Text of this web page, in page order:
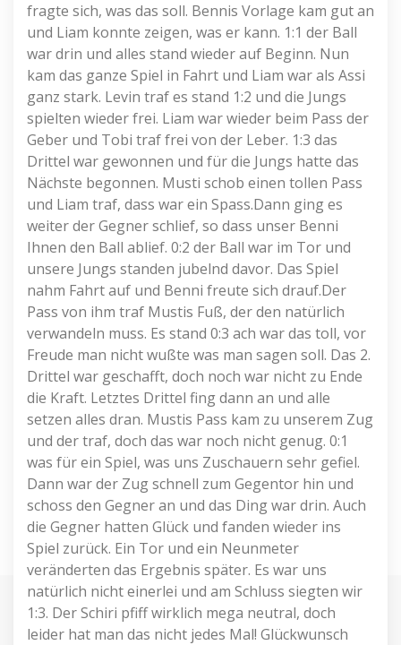
fragte sich, was das soll. Bennis Vorlage kam gut an
und Liam konnte zeigen, was er kann. 1:1 der Ball
war drin und alles stand wieder auf Beginn. Nun
kam das ganze Spiel in Fahrt und Liam war als Assi
ganz stark. Levin traf es stand 1:2 und die Jungs
spielten wieder frei. Liam war wieder beim Pass der
Geber und Tobi traf frei von der Leber. 1:3 das
Drittel war gewonnen und für die Jungs hatte das
Nächste begonnen. Musti schob einen tollen Pass
und Liam traf, dass war ein Spass.Dann ging es
weiter der Gegner schlief, so dass unser Benni
Ihnen den Ball ablief. 0:2 der Ball war im Tor und
unsere Jungs standen jubelnd davor. Das Spiel
nahm Fahrt auf und Benni freute sich drauf.Der
Pass von ihm traf Mustis Fuß, der den natürlich
verwandeln muss. Es stand 0:3 ach war das toll, vor
Freude man nicht wußte was man sagen soll. Das 2.
Drittel war geschafft, doch noch war nicht zu Ende
die Kraft. Letztes Drittel fing dann an und alle
setzen alles dran. Mustis Pass kam zu unserem Zug
und der traf, doch das war noch nicht genug. 0:1
was für ein Spiel, was uns Zuschauern sehr gefiel.
Dann war der Zug schnell zum Gegentor hin und
schoss den Gegner an und das Ding war drin. Auch
die Gegner hatten Glück und fanden wieder ins
Spiel zurück. Ein Tor und ein Neunmeter
veränderten das Ergebnis später. Es war uns
natürlich nicht einerlei und am Schluss siegten wir
1:3. Der Schiri pfiff wirklich mega neutral, doch
leider hat man das nicht jedes Mal! Glückwunsch